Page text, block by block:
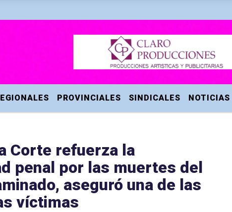
PROVINCIALES SINDICALES NOTICIAS
Corte refuerza la
penal por las muertes del
aseguró una de las
víctimas